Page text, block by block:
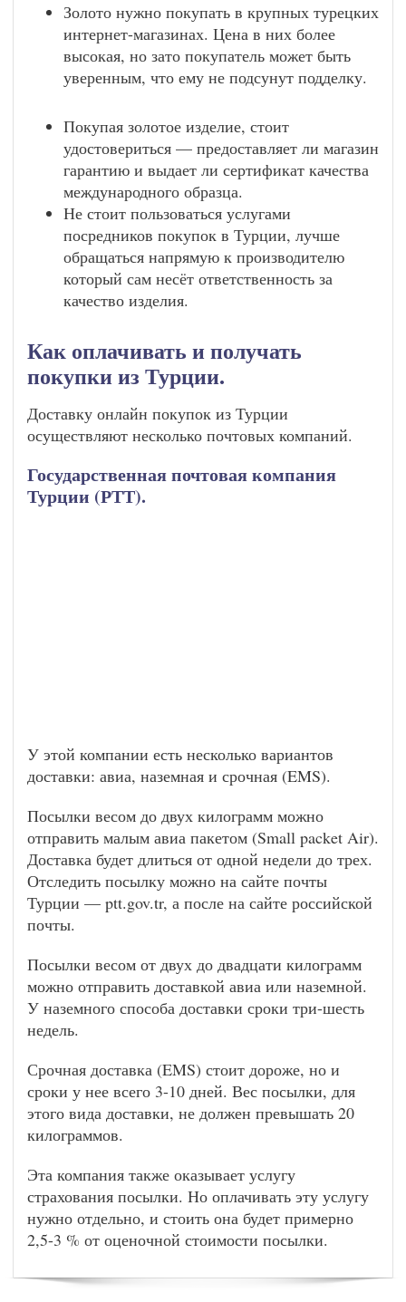
Золото нужно покупать в крупных турецких
интернет-магазинах. Цена в них более
высокая, но зато покупатель может быть
уверенным, что ему не подсунут подделку.
Покупая золотое изделие, стоит
удостовериться — предоставляет ли магазин
гарантию и выдает ли сертификат качества
международного образца.
Не стоит пользоваться услугами
посредников покупок в Турции, лучше
обращаться напрямую к производителю
который сам несёт ответственность за
качество изделия.
Как оплачивать и получать
покупки из Турции.
Доставку онлайн покупок из Турции
осуществляют несколько почтовых компаний.
Государственная почтовая компания
Турции (РТТ).
У этой компании есть несколько вариантов
доставки: авиа, наземная и срочная (EMS).
Посылки весом до двух килограмм можно
отправить малым авиа пакетом (Small packet Air).
Доставка будет длиться от одной недели до трех.
Отследить посылку можно на сайте почты
Турции — ptt.gov.tr, а после на сайте российской
почты.
Посылки весом от двух до двадцати килограмм
можно отправить доставкой авиа или наземной.
У наземного способа доставки сроки три-шесть
недель.
Срочная доставка (EMS) стоит дороже, но и
сроки у нее всего 3-10 дней. Вес посылки, для
этого вида доставки, не должен превышать 20
килограммов.
Эта компания также оказывает услугу
страхования посылки. Но оплачивать эту услугу
нужно отдельно, и стоить она будет примерно
2,5-3 % от оценочной стоимости посылки.